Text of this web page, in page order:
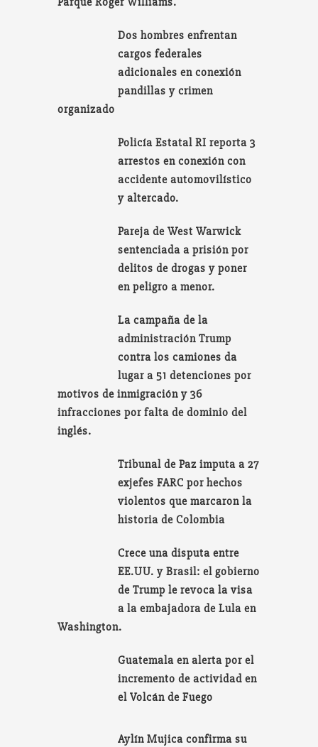
Dos hombres enfrentan
cargos federales
adicionales en conexión
pandillas y crimen
organizado
Policía Estatal RI reporta 3
arrestos en conexión con
accidente automovilístico
y altercado.
Pareja de West Warwick
sentenciada a prisión por
delitos de drogas y poner
en peligro a menor.
La campaña de la
administración Trump
contra los camiones da
lugar a 51 detenciones por
motivos de inmigración y 36
infracciones por falta de dominio del
inglés.
Tribunal de Paz imputa a 27
exjefes FARC por hechos
violentos que marcaron la
historia de Colombia
Crece una disputa entre
EE.UU. y Brasil: el gobierno
de Trump le revoca la visa
a la embajadora de Lula en
Washington.
Guatemala en alerta por el
incremento de actividad en
el Volcán de Fuego
Aylín Mujica confirma su